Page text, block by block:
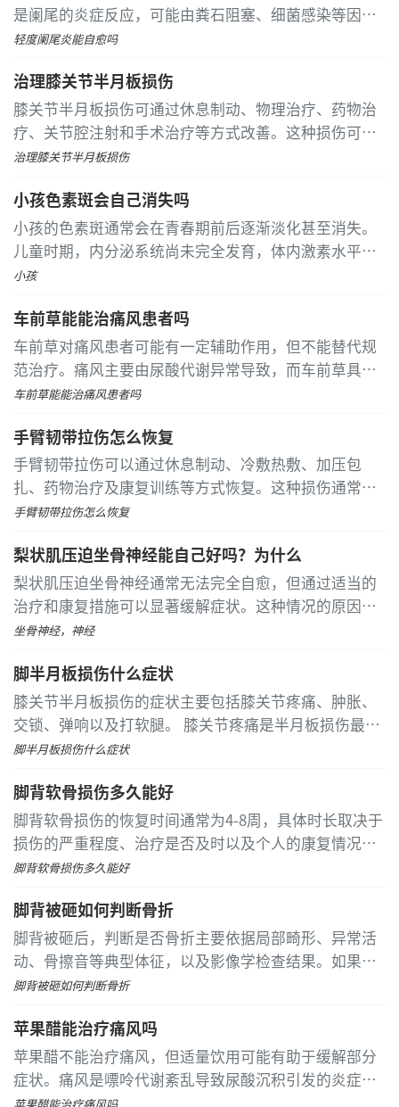
是阑尾的炎症反应，可能由粪石阻塞、细菌感染等因素
引起。若延误治疗，可能会进展为化脓性阑尾炎或穿
此时炎症尚未扩散，但阑尾管腔已存在梗阻或感染
轻度阑尾炎能自愈吗
治理膝关节半月板损伤
膝关节半月板损伤可通过休息制动、物理治疗、药物治
疗、关节腔注射和手术治疗等方式改善。这种损伤可能
与剧烈运动、退行性改变、外伤、关节不稳或先天性因
治理膝关节半月板损伤
小孩色素斑会自己消失吗
小孩的色素斑通常会在青春期前后逐渐淡化甚至消失。
儿童时期，内分泌系统尚未完全发育，体内激素水平波
动较大，导致黑色素合成增加。此外，阳光照射也是色
儿童时期显得较为明显
小孩
车前草能能治痛风患者吗
车前草对痛风患者可能有一定辅助作用，但不能替代规
范治疗。痛风主要由尿酸代谢异常导致，而车前草具有
利尿作用，可能帮助促进尿酸排泄。 车前草含有黄酮类
湿的功效
车前草能能治痛风患者吗
手臂韧带拉伤怎么恢复
手臂韧带拉伤可以通过休息制动、冷敷热敷、加压包
扎、药物治疗及康复训练等方式恢复。这种损伤通常由
运动损伤、意外摔倒、过度负重、重复劳损或韧带退变
角巾或支具限制关节运动，避免韧带受到二次牵拉
手臂韧带拉伤怎么恢复
梨状肌压迫坐骨神经能自己好吗？为什么
梨状肌压迫坐骨神经通常无法完全自愈，但通过适当的
治疗和康复措施可以显著缓解症状。这种情况的原因包
括肌肉过度紧张、外伤或解剖结构异常，治疗方法涵盖
坐骨神经，神经
脚半月板损伤什么症状
膝关节半月板损伤的症状主要包括膝关节疼痛、肿胀、
交锁、弹响以及打软腿。 膝关节疼痛是半月板损伤最核
心的症状。疼痛通常位于膝关节内侧或外侧的关节间隙
上下楼梯、下蹲或扭转膝关节时，疼痛会明显加剧
脚半月板损伤什么症状
脚背软骨损伤多久能好
脚背软骨损伤的恢复时间通常为4-8周，具体时长取决于
损伤的严重程度、治疗是否及时以及个人的康复情况。
脚背软骨损伤的恢复过程可以分为几个阶段
脚背软骨损伤多久能好
脚背被砸如何判断骨折
脚背被砸后，判断是否骨折主要依据局部畸形、异常活
动、骨擦音等典型体征，以及影像学检查结果。如果局
部迅速出现明显的肿胀和皮下瘀血，疼痛剧烈且按压时
些迹象提示可能存在骨折
脚背被砸如何判断骨折
苹果醋能治疗痛风吗
苹果醋不能治疗痛风，但适量饮用可能有助于缓解部分
症状。痛风是嘌呤代谢紊乱导致尿酸沉积引发的炎症性
疾病，需要通过药物和饮食管理来控制病情。 苹果醋含